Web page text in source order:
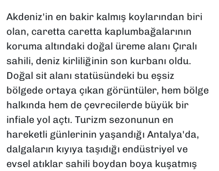
Akdeniz'in en bakir kalmış koylarından biri
olan, caretta caretta kaplumbağalarının
koruma altındaki doğal üreme alanı Çıralı
sahili, deniz kirliliğinin son kurbanı oldu.
Doğal sit alanı statüsündeki bu eşsiz
bölgede ortaya çıkan görüntüler, hem bölge
halkında hem de çevrecilerde büyük bir
infiale yol açtı. Turizm sezonunun en
hareketli günlerinin yaşandığı Antalya'da,
dalgaların kıyıya taşıdığı endüstriyel ve
evsel atıklar sahili boydan boya kuşatmış